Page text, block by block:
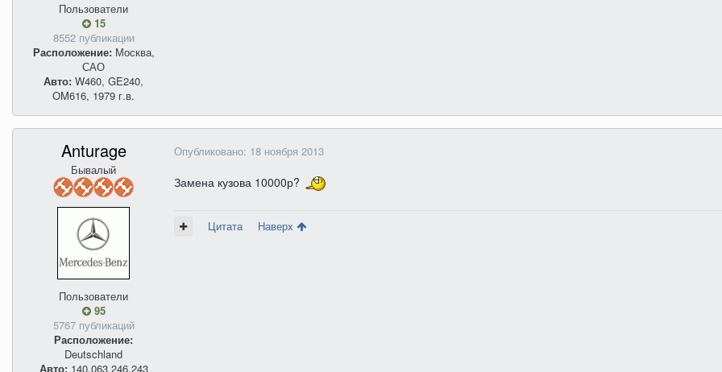
Пользователи
15
8552 публикации
Расположение:Москва,
САО
Авто: W460, GE240,
OM616, 1979 г.в.
Anturage
Бывалый
Пользователи
95
5767 публикаций
Расположение:
Deutschland
Авто:140.063 246.243
Опубликовано: 18 ноября 2013
Замена кузова 10000р?
Цитата Наверх